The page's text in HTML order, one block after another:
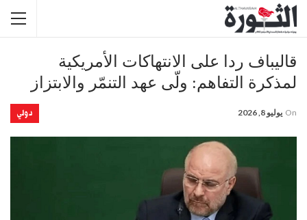
قاليباف ردا على الانتهاكات الأمريكية
لمذكرة التفاهم: ولّى عهد التنمّر والابتزاز
دولي On يوليو 8, 2026